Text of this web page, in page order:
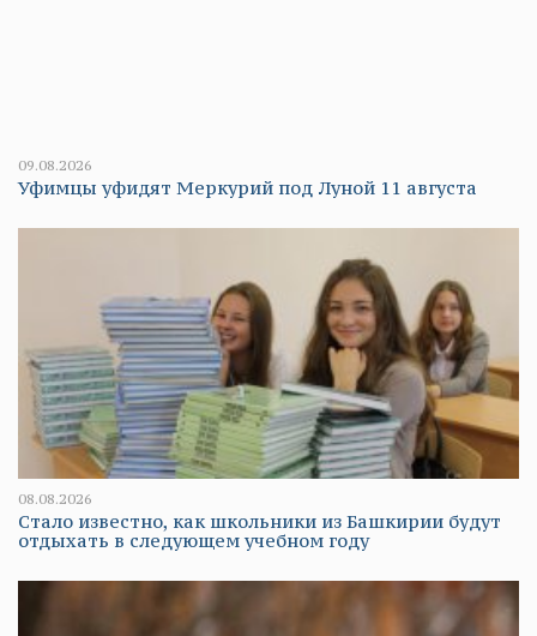
09.08.2026
Уфимцы уфидят Меркурий под Луной 11 августа
08.08.2026
Стало известно, как школьники из Башкирии будут
отдыхать в следующем учебном году